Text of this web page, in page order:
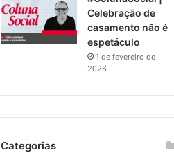
Celebração de
casamento não é
espetáculo
1 de fevereiro de
2026
Categorias